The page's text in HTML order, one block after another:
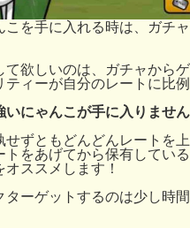
こを手に入れる時は、ガチ
て欲しいのは、ガチャから
ティーが自分のレートに比例
いにゃんこが手に入りませ
せずともどんどんレートを上
トをあげてから保有してい
オススメします！
ターゲットするのは少し時間